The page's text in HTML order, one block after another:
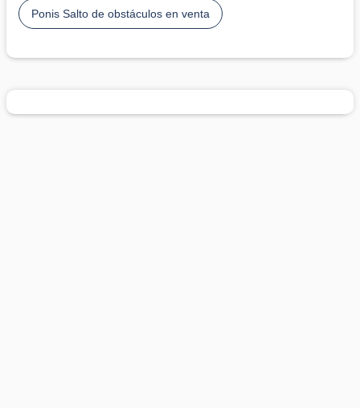
Ponis Salto de obstáculos en venta